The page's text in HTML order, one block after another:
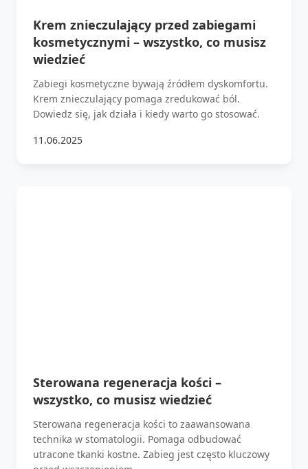
Krem znieczulający przed zabiegami
kosmetycznymi – wszystko, co musisz
wiedzieć
Zabiegi kosmetyczne bywają źródłem dyskomfortu.
Krem znieczulający pomaga zredukować ból.
Dowiedz się, jak działa i kiedy warto go stosować.
11.06.2025
Sterowana regeneracja kości –
wszystko, co musisz wiedzieć
Sterowana regeneracja kości to zaawansowana
technika w stomatologii. Pomaga odbudować
utracone tkanki kostne. Zabieg jest często kluczowy